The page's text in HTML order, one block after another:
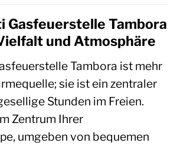
Gasfeuerstelle Tambora
und Atmosphäre
Tambora ist mehr
sie ist ein zentraler
Stunden im Freien.
Zentrum Ihrer
umgeben von bequemen